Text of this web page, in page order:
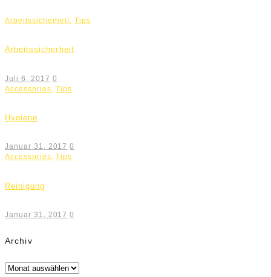
Arbeitssicherheit,Tips
Arbeitssicherheit
Juli 6, 2017 0
Accessories ,Tips
Hygiene
Januar 31, 2017 0
Accessories,Tips
Reinigung
Januar 31, 2017 0
Archiv
Archiv